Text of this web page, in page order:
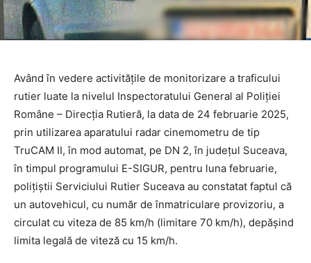
Având în vedere activitățile de monitorizare a traficului
rutier luate la nivelul Inspectoratului General al Poliției
Române – Direcția Rutieră, la data de 24 februarie 2025,
prin utilizarea aparatului radar cinemometru de tip
TruCAM II, în mod automat, pe DN 2, în județul Suceava,
în timpul programului E-SIGUR, pentru luna februarie,
polițiștii Serviciului Rutier Suceava au constatat faptul că
un autovehicul, cu număr de înmatriculare provizoriu, a
circulat cu viteza de 85 km/h (limitare 70 km/h), depășind
limita legală de viteză cu 15 km/h.